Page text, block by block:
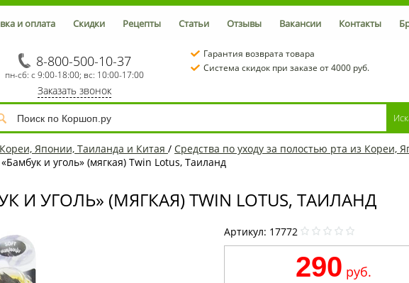
и оплата Скидки Рецепты Статьи Отзывы Вакансии Контакты
8-800-500-10-37
пн-сб: с 9:00-18:00; вс: 10:00-17:00
Заказать звонок
Гарантия возврата товара
Система скидок при заказе от 4000 руб.
Японии, Таиланда и Китая / Средства по уходу за полостью рта из Кореи,
и уголь» (мягкая) Twin Lotus, Таиланд
И УГОЛЬ» (МЯГКАЯ) TWIN LOTUS, ТАИЛАНД
Артикул: 17772
290 руб.